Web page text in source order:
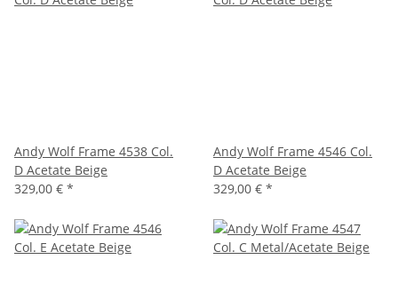
Andy Wolf Frame 4538 Col.
D Acetate Beige
329,00 € *
Andy Wolf Frame 4546 Col.
D Acetate Beige
329,00 € *